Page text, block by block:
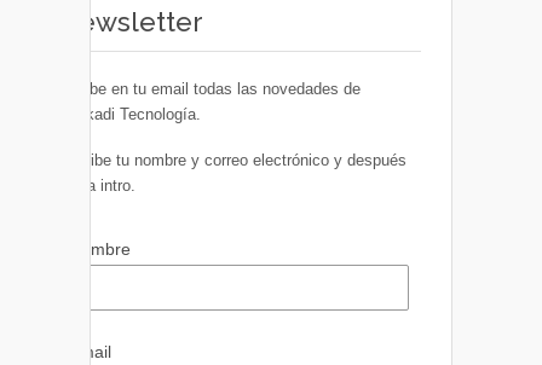
Newsletter
Recibe en tu email todas las novedades de
Euskadi Tecnología.
Escribe tu nombre y correo electrónico y después
pulsa intro.
Nombre
Email